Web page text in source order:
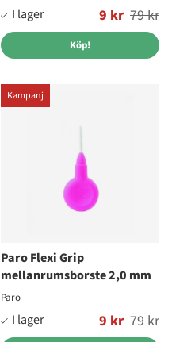
9 kr
Ordinarie pris: 79 kr
Köp!
Kampanj
Paro Flexi Grip
mellanrumsborste 2,0 mm
Paro
9 kr
Ordinarie pris: 79 kr